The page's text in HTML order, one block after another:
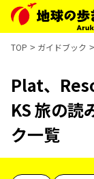
TOP ガイドブック
Plat、
KS 旅の読
ク一覧